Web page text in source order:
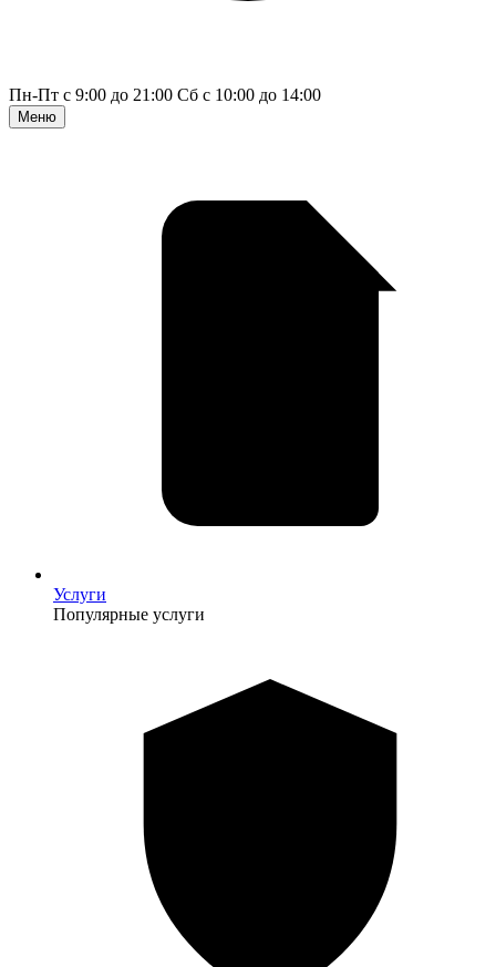
Пн-Пт с 9:00 до 21:00 Сб с 10:00 до 14:00
Меню
Услуги
Популярные услуги